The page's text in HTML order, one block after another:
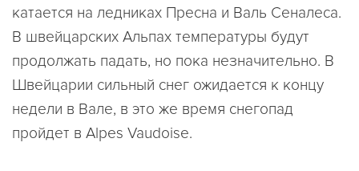
катается на ледниках Пресна и Валь Сеналеса.
В швейцарских Альпах температуры будут
продолжать падать, но пока незначительно. В
Швейцарии сильный снег ожидается к концу
недели в Вале, в это же время снегопад
пройдет в Alpes Vaudoise.